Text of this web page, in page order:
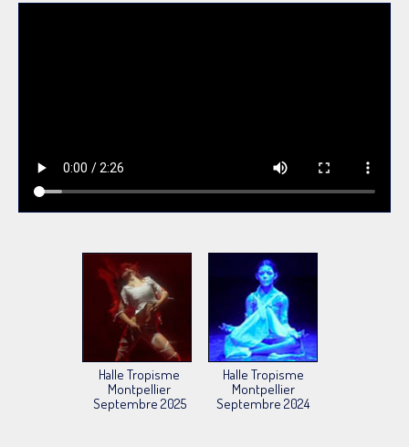
Halle Tropisme
Montpellier
Septembre 2025
Halle Tropisme
Montpellier
Septembre 2024